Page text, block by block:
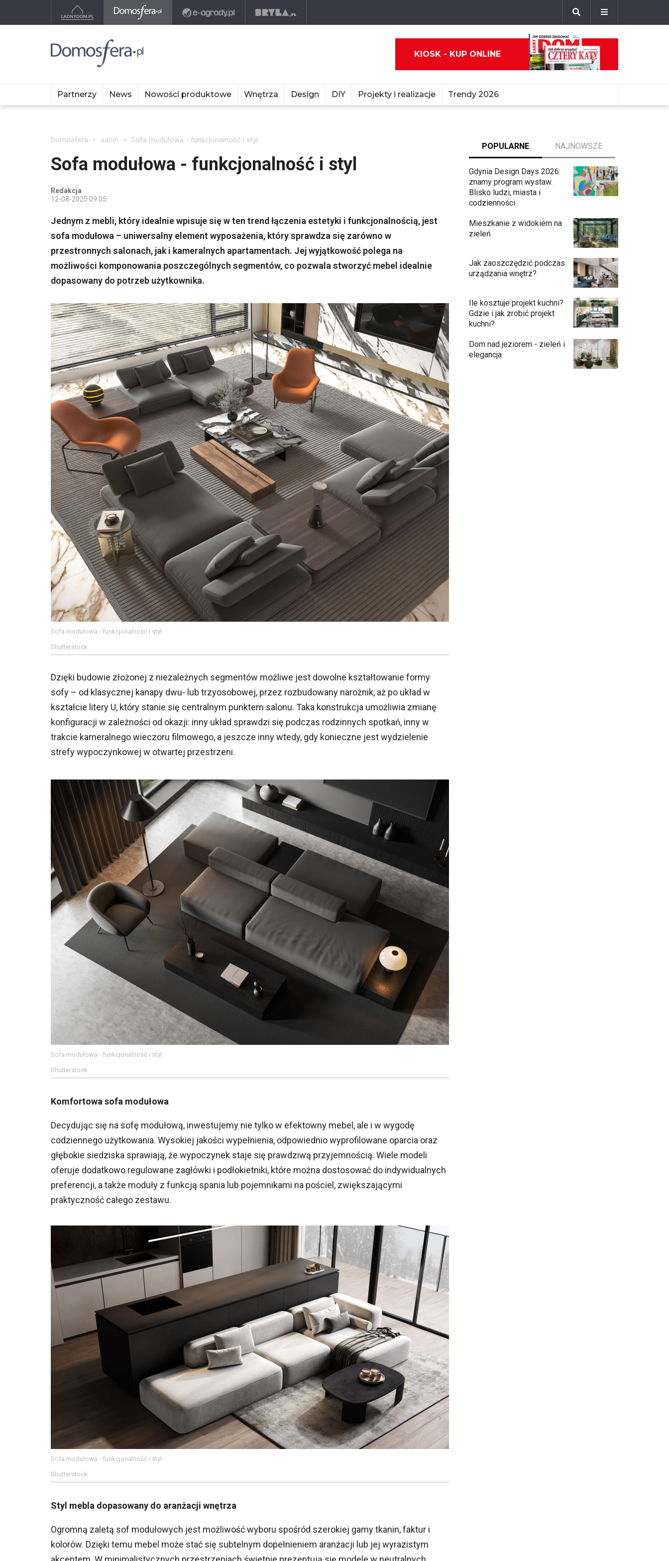
KIOSK - KUP ONLINE
Partnerzy News Nowości produktowe Wnętrza Design DIY Projekty i realizacje Trendy 2026
Domosfera salon Sofa modułowa - funkcjonalność i styl
Sofa modułowa - funkcjonalność i styl
Redakcja
12-08-2025 09:05
Jednym z mebli, który idealnie wpisuje się w ten trend łączenia estetyki i funkcjonalnością, jest
sofa modułowa – uniwersalny element wyposażenia, który sprawdza się zarówno w
przestronnych salonach, jak i kameralnych apartamentach. Jej wyjątkowość polega na
możliwości komponowania poszczególnych segmentów, co pozwala stworzyć mebel idealnie
dopasowany do potrzeb użytkownika.
Sofa modułowa - funkcjonalność i styl
Shutterstock
Dzięki budowie złożonej z niezależnych segmentów możliwe jest dowolne kształtowanie formy
sofy – od klasycznej kanapy dwu- lub trzyosobowej, przez rozbudowany narożnik, aż po układ w
kształcie litery U, który stanie się centralnym punktem salonu. Taka konstrukcja umożliwia zmianę
konfiguracji w zależności od okazji: inny układ sprawdzi się podczas rodzinnych spotkań, inny w
trakcie kameralnego wieczoru filmowego, a jeszcze inny wtedy, gdy konieczne jest wydzielenie
strefy wypoczynkowej w otwartej przestrzeni.
Sofa modułowa - funkcjonalność i styl
Shutterstock
Komfortowa sofa modułowa
Decydując się na sofę modułową, inwestujemy nie tylko w efektowny mebel, ale i w wygodę
codziennego użytkowania. Wysokiej jakości wypełnienia, odpowiednio wyprofilowane oparcia oraz
głębokie siedziska sprawiają, że wypoczynek staje się prawdziwą przyjemnością. Wiele modeli
oferuje dodatkowo regulowane zagłówki i podłokietniki, które można dostosować do indywidualnych
preferencji, a także moduły z funkcją spania lub pojemnikami na pościel, zwiększającymi
praktyczność całego zestawu.
Sofa modułowa - funkcjonalność i styl
Shutterstock
Styl mebla dopasowany do aranżacji wnętrza
Ogromną zaletą sof modułowych jest możliwość wyboru spośród szerokiej gamy tkanin, faktur i
kolorów. Dzięki temu mebel może stać się subtelnym dopełnieniem aranżacji lub jej wyrazistym
POPULARNE NAJNOWSZE
Gdynia Design Days 2026:
znamy program wystaw.
Blisko ludzi, miasta i
codzienności
Mieszkanie z widokiem na
zieleń
Jak zaoszczędzić podczas
urządzania wnętrz?
Ile kosztuje projekt kuchni?
Gdzie i jak zrobić projekt
kuchni?
Dom nad jeziorem - zieleń i
elegancja